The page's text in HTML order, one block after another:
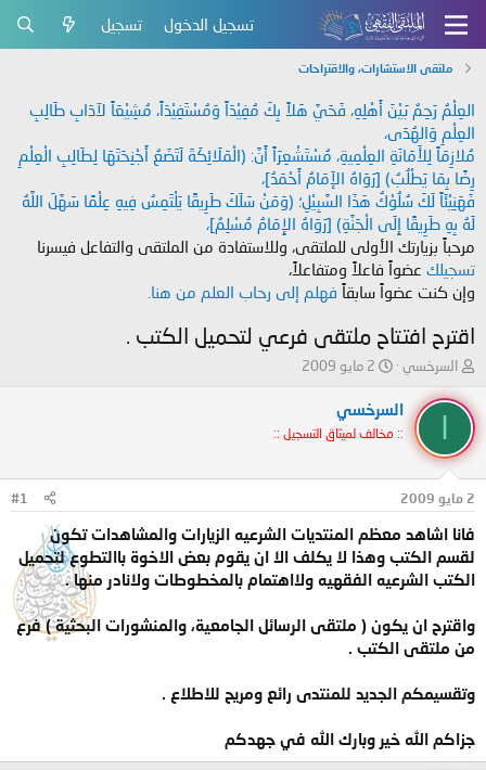
تسجيل الدخول تسجيل
ملتقى الاستشارات، والاقتراحات
العِلْمُ رَحِمٌ بَيْنَ أَهْلِهِ، فَحَيَّ هَلاً بِكَ مُفِيْدَاً وَمُسْتَفِيْدَاً، مُشِيْعَاً لآدَابِ طَالِبِ
العِلْمِ وَالهُدَى،
مُلازِمَاً لِلأَمَانَةِ العِلْمِيةِ، مُسْتَشْعِرَاً أَنَّ: (الْمَلَائِكَةَ لَتَضَعُ أَجْنِحَتَهَا لِطَالِبِ الْعِلْمِ
رِضًا بِمَا يَطْلُبُ) [رَوَاهُ الإَمَامُ أَحْمَدُ]،
فَهَنِيْئَاً لَكَ سُلُوْكُ هَذَا السَّبِيْلِ؛ (وَمَنْ سَلَكَ طَرِيقًا يَلْتَمِسُ فِيهِ عِلْمًا سَهَّلَ اللَّهُ
لَهُ بِهِ طَرِيقًا إِلَى الْجَنَّةِ) [رَوَاهُ الإِمَامُ مُسْلِمٌ]،
مرحباً بزيارتك الأولى للملتقى، وللاستفادة من الملتقى والتفاعل فيسرنا
تسجيلك عضواً فاعلاً ومتفاعلاً،
وإن كنت عضواً سابقاً فهلم إلى رحاب العلم من هنا.
اقترح افتتاح ملتقى فرعي لتحميل الكتب .
ب
د
ل
م
و
و
ع
السرخسي
ت
ي
خ
ل
ء
2 مايو 2009
السرخسي
:: مخالف لميثاق التسجيل ::
2 مايو 2009 #1
فانا اشاهد معظم المنتديات الشرعيه الزيارات والمشاهدات تكون
لقسم الكتب وهذا لا يكلف الا ان يقوم بعض الاخوة باالتطوع لتحميل
الكتب الشرعيه الفقهيه ولااهتمام بالمخطوطات ولانادر منها .
واقترح ان يكون ( ملتقى الرسائل الجامعية، والمنشورات البحثية ) فرع
من ملتقى الكتب .
وتقسيمكم الجديد للمنتدى رائع ومريح للاطلاع .
جزاكم الله خير وبارك الله في جهدكم